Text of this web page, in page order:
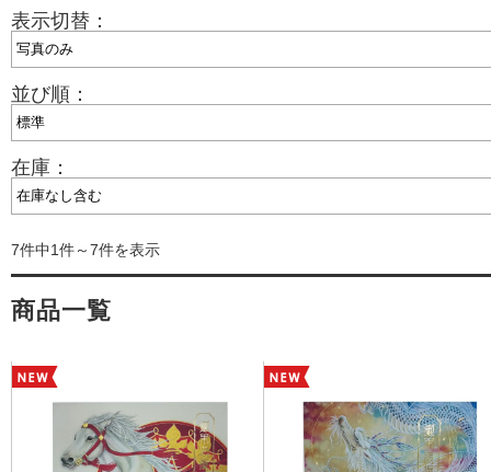
表示切替：
並び順：
在庫：
7件中1件～7件を表示
商品一覧